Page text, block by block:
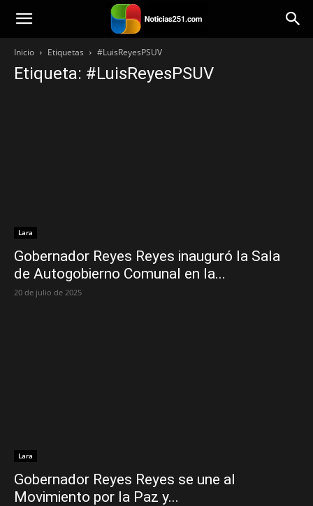
Noticias251
Inicio Etiquetas #LuisReyesPSUV
Etiqueta: #LuisReyesPSUV
Lara
Gobernador Reyes Reyes inauguró la Sala
de Autogobierno Comunal en la...
20 de julio de 2025
Lara
Gobernador Reyes Reyes se une al
Movimiento por la Paz y...